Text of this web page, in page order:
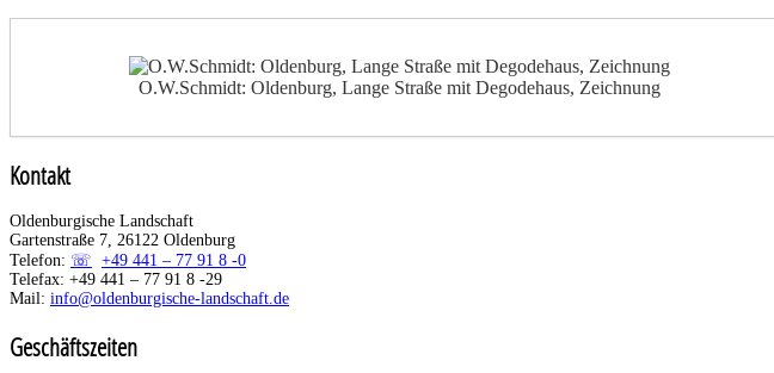
O.W.Schmidt: Oldenburg, Lange Straße mit Degodehaus, Zeichnung
Kontakt
Oldenburgische Landschaft
Gartenstraße 7, 26122 Oldenburg
Telefon:
+49 441 – 77 91 8 -0
Telefax: +49 441 – 77 91 8 -29
Mail: info@oldenburgische-landschaft.de
Geschäftszeiten